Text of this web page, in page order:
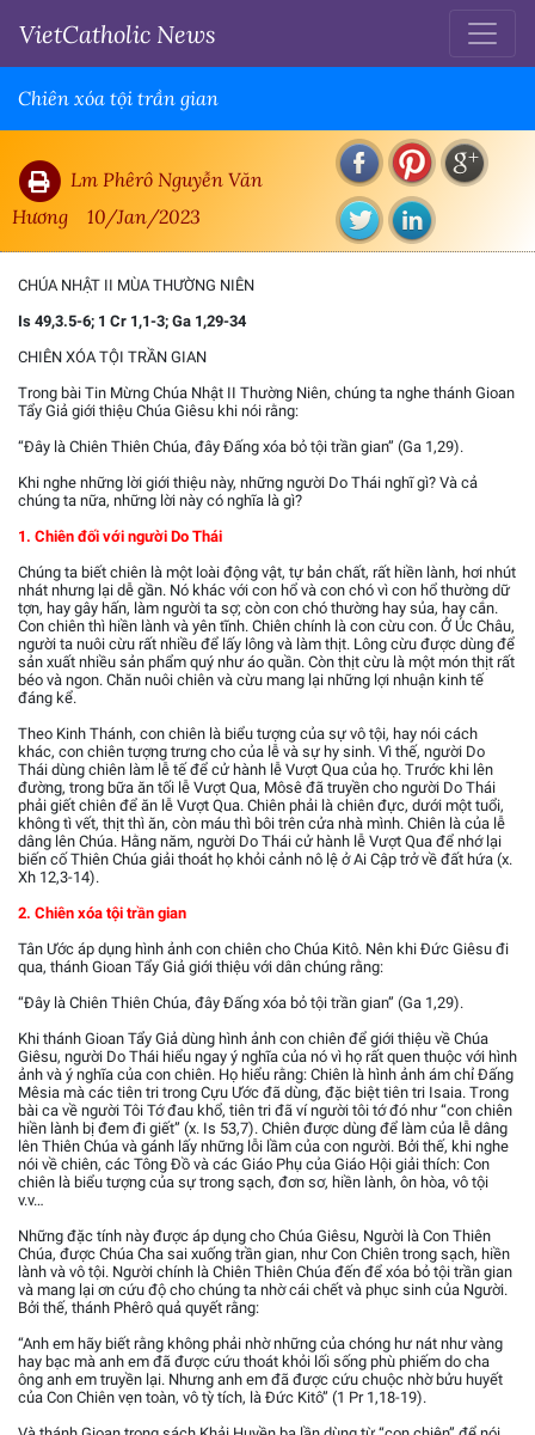
VietCatholic News
Chiên xóa tội trần gian
Lm Phêrô Nguyễn Văn
Hương
10/Jan/2023
CHÚA NHẬT II MÙA THƯỜNG NIÊN
Is 49,3.5-6; 1 Cr 1,1-3; Ga 1,29-34
CHIÊN XÓA TỘI TRẦN GIAN
Trong bài Tin Mừng Chúa Nhật II Thường Niên, chúng ta nghe thánh Gioan
Tẩy Giả giới thiệu Chúa Giêsu khi nói rằng:
“Đây là Chiên Thiên Chúa, đây Đấng xóa bỏ tội trần gian” (Ga 1,29).
Khi nghe những lời giới thiệu này, những người Do Thái nghĩ gì? Và cả
chúng ta nữa, những lời này có nghĩa là gì?
1. Chiên đối với người Do Thái
Chúng ta biết chiên là một loài động vật, tự bản chất, rất hiền lành, hơi nhút
nhát nhưng lại dễ gần. Nó khác với con hổ và con chó vì con hổ thường dữ
tợn, hay gây hấn, làm người ta sợ; còn con chó thường hay sủa, hay cắn.
Con chiên thì hiền lành và yên tĩnh. Chiên chính là con cừu con. Ở Úc Châu,
người ta nuôi cừu rất nhiều để lấy lông và làm thịt. Lông cừu được dùng để
sản xuất nhiều sản phẩm quý như áo quần. Còn thịt cừu là một món thịt rất
béo và ngon. Chăn nuôi chiên và cừu mang lại những lợi nhuận kinh tế
đáng kể.
Theo Kinh Thánh, con chiên là biểu tượng của sự vô tội, hay nói cách
khác, con chiên tượng trưng cho của lễ và sự hy sinh. Vì thế, người Do
Thái dùng chiên làm lễ tế để cử hành lễ Vượt Qua của họ. Trước khi lên
đường, trong bữa ăn tối lễ Vượt Qua, Môsê đã truyền cho người Do Thái
phải giết chiên để ăn lễ Vượt Qua. Chiên phải là chiên đực, dưới một tuổi,
không tì vết, thịt thì ăn, còn máu thì bôi trên cửa nhà mình. Chiên là của lễ
dâng lên Chúa. Hằng năm, người Do Thái cử hành lễ Vượt Qua để nhớ lại
biến cố Thiên Chúa giải thoát họ khỏi cảnh nô lệ ở Ai Cập trở về đất hứa (x.
Xh 12,3-14).
2. Chiên xóa tội trần gian
Tân Ước áp dụng hình ảnh con chiên cho Chúa Kitô. Nên khi Đức Giêsu đi
qua, thánh Gioan Tẩy Giả giới thiệu với dân chúng rằng:
“Đây là Chiên Thiên Chúa, đây Đấng xóa bỏ tội trần gian” (Ga 1,29).
Khi thánh Gioan Tẩy Giả dùng hình ảnh con chiên để giới thiệu về Chúa
Giêsu, người Do Thái hiểu ngay ý nghĩa của nó vì họ rất quen thuộc với hình
ảnh và ý nghĩa của con chiên. Họ hiểu rằng: Chiên là hình ảnh ám chỉ Đấng
Mêsia mà các tiên tri trong Cựu Ước đã dùng, đặc biệt tiên tri Isaia. Trong
bài ca về người Tôi Tớ đau khổ, tiên tri đã ví người tôi tớ đó như “con chiên
hiền lành bị đem đi giết” (x. Is 53,7). Chiên được dùng để làm của lễ dâng
lên Thiên Chúa và gánh lấy những lỗi lầm của con người. Bởi thế, khi nghe
nói về chiên, các Tông Đồ và các Giáo Phụ của Giáo Hội giải thích: Con
chiên là biểu tượng của sự trong sạch, đơn sơ, hiền lành, ôn hòa, vô tội
v.v…
Những đặc tính này được áp dụng cho Chúa Giêsu, Người là Con Thiên
Chúa, được Chúa Cha sai xuống trần gian, như Con Chiên trong sạch, hiền
lành và vô tội. Người chính là Chiên Thiên Chúa đến để xóa bỏ tội trần gian
và mang lại ơn cứu độ cho chúng ta nhờ cái chết và phục sinh của Người.
Bởi thế, thánh Phêrô quả quyết rằng:
“Anh em hãy biết rằng không phải nhờ những của chóng hư nát như vàng
hay bạc mà anh em đã được cứu thoát khỏi lối sống phù phiếm do cha
ông anh em truyền lại. Nhưng anh em đã được cứu chuộc nhờ bửu huyết
của Con Chiên vẹn toàn, vô tỳ tích, là Đức Kitô” (1 Pr 1,18-19).